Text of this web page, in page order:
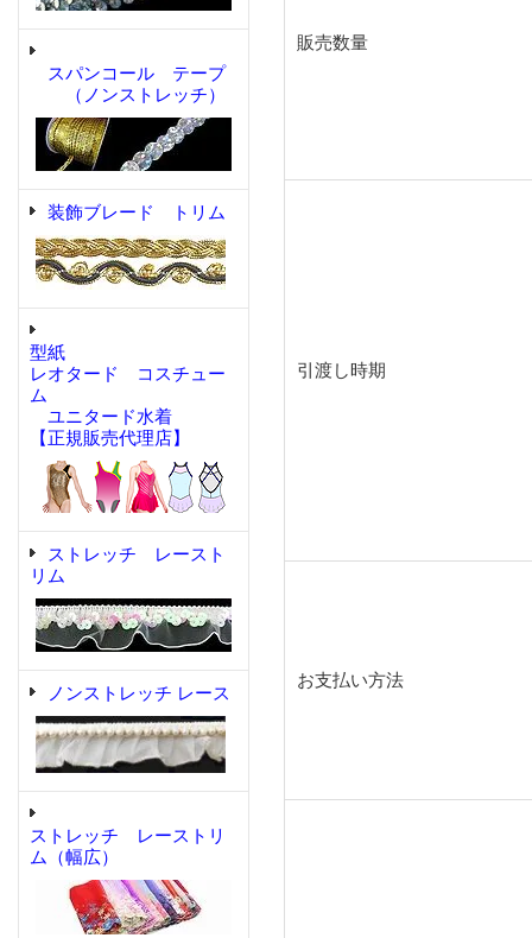
スパンコール テープ
（ノンストレッチ）
装飾ブレード トリム
型紙
レオタード コスチュー
ム
ユニタード水着
【正規販売代理店】
ストレッチ レースト
リム
ノンストレッチ レース
ストレッチ レーストリ
ム（幅広）
販売数量
引渡し時期
お支払い方法